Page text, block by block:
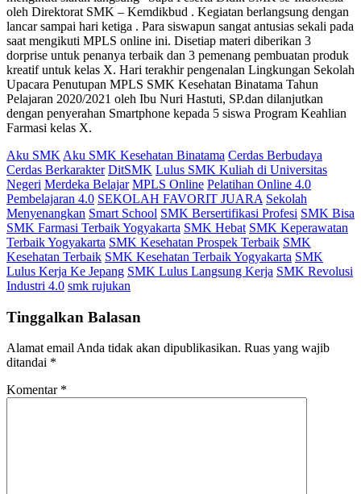
oleh Direktorat SMK – Kemdikbud . Kegiatan berlangsung dengan
lancar sampai hari ketiga . Para siswapun sangat antusias sekali pada
saat mengikuti MPLS online ini. Disetiap materi diberikan 3
dorprise untuk penanya terbaik dan 3 pemenang pembuatan produk
kreatif untuk kelas X. Hari terakhir pengenalan Lingkungan Sekolah
Upacara Penutupan MPLS SMK Kesehatan Binatama Tahun
Pelajaran 2020/2021 oleh Ibu Nuri Hastuti, SP.dan dilanjutkan
dengan penyerahan Smartphone kepada 5 siswa Program Keahlian
Farmasi kelas X.
Aku SMK Aku SMK Kesehatan Binatama Cerdas Berbudaya
Cerdas Berkarakter DitSMK Lulus SMK Kuliah di Universitas
Negeri Merdeka Belajar MPLS Online Pelatihan Online 4.0
Pembelajaran 4.0 SEKOLAH FAVORIT JUARA Sekolah
Menyenangkan Smart School SMK Bersertifikasi Profesi SMK Bisa
SMK Farmasi Terbaik Yogyakarta SMK Hebat SMK Keperawatan
Terbaik Yogyakarta SMK Kesehatan Prospek Terbaik SMK
Kesehatan Terbaik SMK Kesehatan Terbaik Yogyakarta SMK
Lulus Kerja Ke Jepang SMK Lulus Langsung Kerja SMK Revolusi
Industri 4.0 smk rujukan
Tinggalkan Balasan
Alamat email Anda tidak akan dipublikasikan. Ruas yang wajib
ditandai *
Komentar *